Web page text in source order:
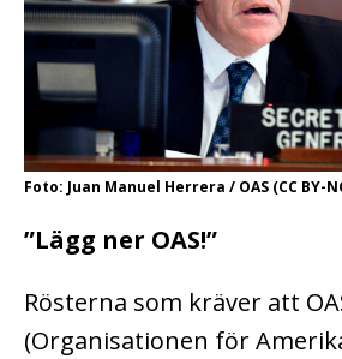
Foto: Juan Manuel Herrera / OAS (CC BY-
”Lägg ner OAS!”
Rösterna som kräver att
(Organisationen för